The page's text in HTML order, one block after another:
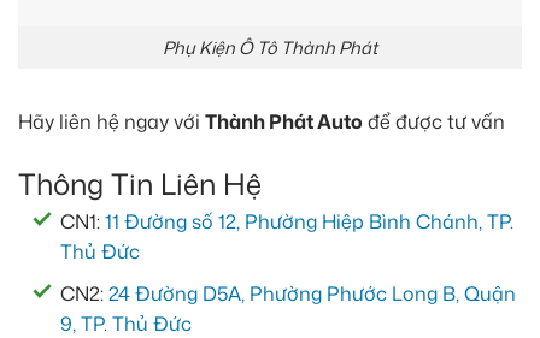
Phụ Kiện Ô Tô Thành Phát
Hãy liên hệ ngay với Thành Phát Auto để được tư vấn
Thông Tin Liên Hệ
CN1:11 Đường số 12, Phường Hiệp Bình Chánh, TP.
Thủ Đức
CN2:24 Đường D5A, Phường Phước Long B, Quận
9, TP. Thủ Đức